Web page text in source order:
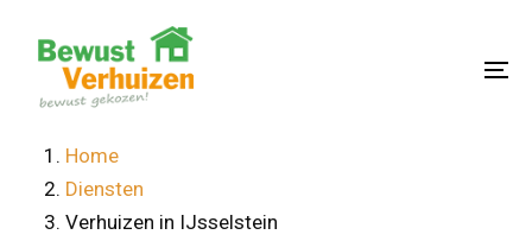
content
Home
Diensten
Verhuizen in IJsselstein